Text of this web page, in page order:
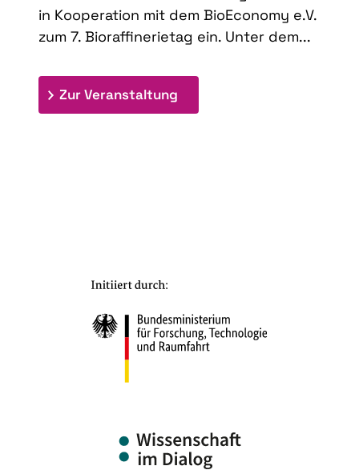
in Kooperation mit dem BioEconomy e.V.
zum 7. Bioraffinerietag ein. Unter dem...
Zur Veranstaltung